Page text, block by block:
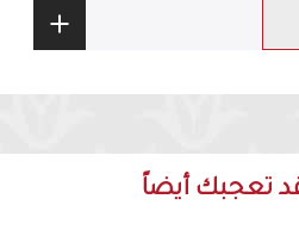
تعجبك أيضاً